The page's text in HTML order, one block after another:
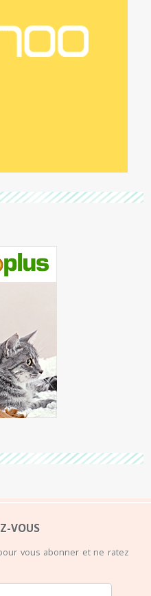
VOUS
vous abonner et ne ratez